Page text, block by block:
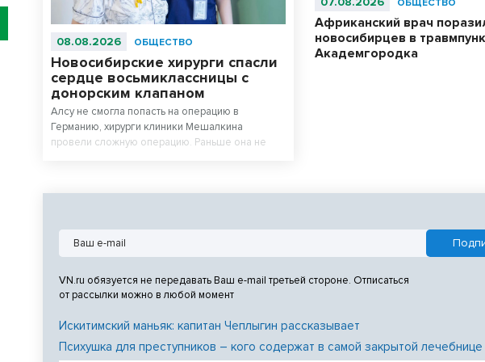
08.08.2026 ОБЩЕСТВО
Новосибирские хирурги спасли
сердце восьмиклассницы с
донорским клапаном
Алсу не смогла попасть на операцию в
Германию, хирурги клиники Мешалкина
провели сложную операцию. Раньше она не
ОБЩЕСТВО
Африканский врач
новосибирцев в
Академгородка
VN.ru обязуется не передавать Ваш e-mail третьей стороне. Отписаться
от рассылки можно в любой момент
Искитимский маньяк: капитан Чеплыгин рассказывает
Психушка для преступников – кого содержат в самой закрытой